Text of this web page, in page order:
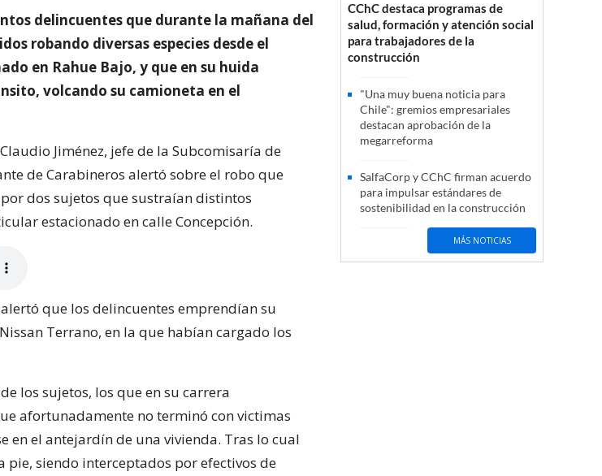
delincuentes que durante la mañana del
robando diversas especies desde el
en Rahue Bajo, y que en su huida
volcando su camioneta en el
Jiménez, jefe de la Subcomisaría de
de Carabineros alertó sobre el robo que
dos sujetos que sustraían distintos
estacionado en calle Concepción.
que los delincuentes emprendían su
Terrano, en la que habían cargado los
los sujetos, los que en su carrera
afortunadamente no terminó con victimas
en el antejardín de una vivienda. Tras lo cual
siendo interceptados por efectivos de
CChC destaca programas de
salud, formación y atención social
para trabajadores de la
construcción
"Una muy buena noticia para
Chile": gremios empresariales
destacan aprobación de la
megarreforma
SalfaCorp y CChC firman acuerdo
para impulsar estándares de
sostenibilidad en la construcción
MÁS NOTICIAS